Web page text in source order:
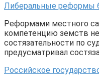
Либеральные реформы
Реформами местного
компетенцию земств
состязательности по
предусматривал
Российское